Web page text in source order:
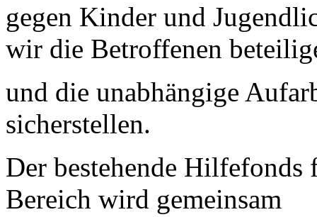
gegen Kinder und
wir die Betroffenen
und die unabhängige
sicherstellen.
Der bestehende
Bereich wird gemeinsam